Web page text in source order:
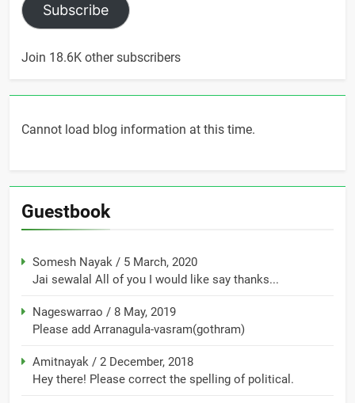
Subscribe
Join 18.6K other subscribers
Cannot load blog information at this time.
Guestbook
Somesh Nayak / 5 March, 2020
Jai sewalal All of you I would like say thanks...
Nageswarrao / 8 May, 2019
Please add Arranagula-vasram(gothram)
Amitnayak / 2 December, 2018
Hey there! Please correct the spelling of political.